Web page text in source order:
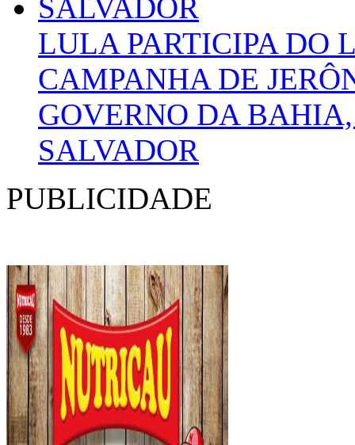
LULA PARTICIPA DO
CAMPANHA DE
GOVERNO DA
SALVADOR
PUBLICIDADE